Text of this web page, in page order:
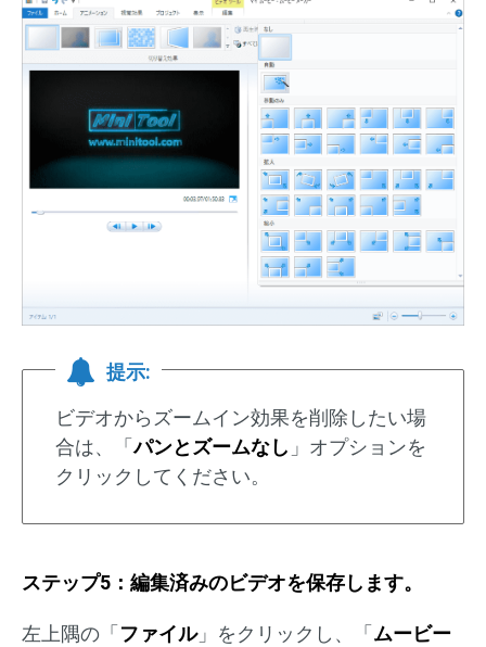
提示:
ビデオからズームイン効果を削除したい場
合は、「パンとズームなし 」オプションを
クリックしてください。
ステップ5 ：編集済みのビデオを保存します。
左上隅の「 ファイル」をクリックし、「 ムービー